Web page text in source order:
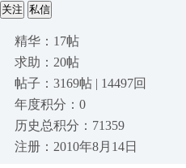
关注 私信
精华：17帖
求助：20帖
帖子：3169帖 | 14497回
年度积分：0
历史总积分：71359
注册：2010年8月14日